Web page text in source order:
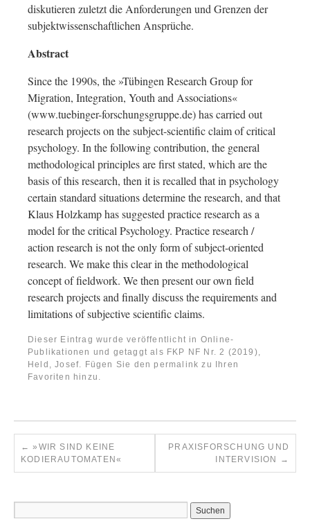
diskutieren zuletzt die Anforderungen und Grenzen der
subjektwissenschaftlichen Ansprüche.
Abstract
Since the 1990s, the »Tübingen Research Group for
Migration, Integration, Youth and Associations«
(www.tuebinger-forschungsgruppe.de) has carried out
research projects on the subject-scientific claim of critical
psychology. In the following contribution, the general
methodological principles are first stated, which are the
basis of this research, then it is recalled that in psychology
certain standard situations determine the research, and that
Klaus Holzkamp has suggested practice research as a
model for the critical Psychology. Practice research /
action research is not the only form of subject-oriented
research. We make this clear in the methodological
concept of fieldwork. We then present our own field
research projects and finally discuss the requirements and
limitations of subjective scientific claims.
Dieser Eintrag wurde veröffentlicht in Online-
Publikationen und getaggt als FKP NF Nr. 2 (2019),
Held, Josef. Fügen Sie denpermalink zu Ihren
Favoriten hinzu.
← »WIR SIND KEINE
KODIERAUTOMATEN«
PRAXISFORSCHUNG UND
INTERVISION
→